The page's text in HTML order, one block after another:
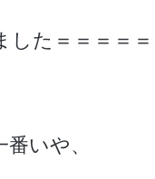
した＝＝＝＝
いや、